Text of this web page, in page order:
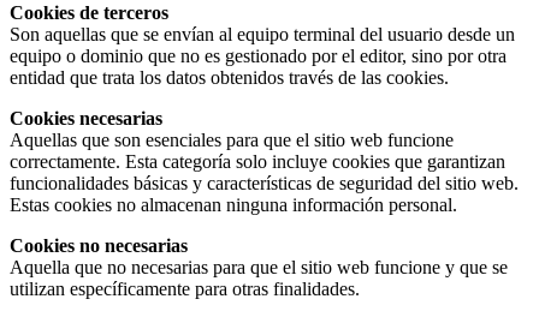
Cookies de terceros
Son aquellas que se envían al equipo terminal del usuario desde un
equipo o dominio que no es gestionado por el editor, sino por otra
entidad que trata los datos obtenidos través de las cookies.
Cookies necesarias
Aquellas que son esenciales para que el sitio web funcione
correctamente. Esta categoría solo incluye cookies que garantizan
funcionalidades básicas y características de seguridad del sitio web.
Estas cookies no almacenan ninguna información personal.
Cookies no necesarias
Aquella que no necesarias para que el sitio web funcione y que se
utilizan específicamente para otras finalidades.